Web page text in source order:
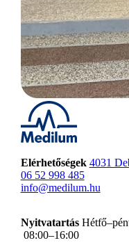
Elérhetőségek 4031
06 52 998 485
info@medilum.hu
Nyitvatartás
08:00–16:00